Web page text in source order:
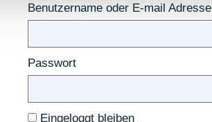
Benutzername oder E-mail Adresse
Passwort
Eingeloggt bleiben